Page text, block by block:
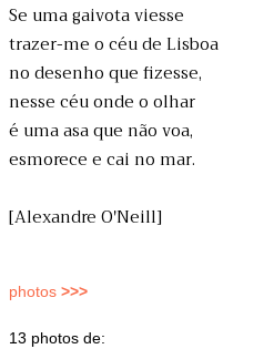
Se uma gaivota viesse
trazer-me o céu de Lisboa
no desenho que fizesse,
nesse céu onde o olhar
é uma asa que não voa,
esmorece e cai no mar.
[Alexandre O'Neill]
photos >>>
13 photos de: